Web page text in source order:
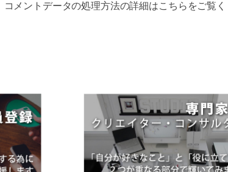
コメントデータの処理方法の詳細はこちらをご覧く